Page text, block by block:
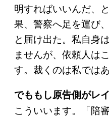
明すればいいんだ、
果、警察へ足を運び
と届け出た。私自身
ませんが、依頼人は
す。裁くのは私では
でももし原告側がレ
こういいます。「陪